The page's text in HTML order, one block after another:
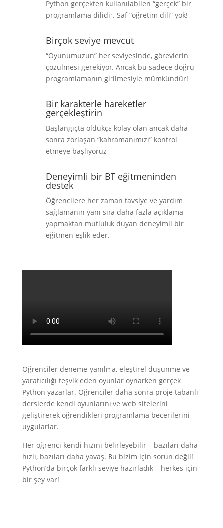
Python gerçekten kullanılabilen “gerçek” bir
programlama dilidir. Saf “öğretim dili” yok!
Birçok seviye mevcut
“Oyunumuzun” her seviyesinde, görevlerin
çözülmesi gerekiyor. Ancak bu sadece doğru
programlamanın girilmesiyle mümkündür!
Bir karakterle hareketler
gerçekleştirin
Başlangıçta oldukça kolay olan ancak daha
sonra zorlaşan “kahramanımızı” kontrol
etmeye başlıyoruz
Deneyimli bir BT eğitmeninden
destek
Öğrencilere her zaman tavsiye ve yardım
sağlamanın yanı sıra daha fazla açıklama
yapmaktan mutluluk duyan deneyimli bir
eğitmen eşlik eder.
Öğrenciler deneme-yanılma, eleştirel düşünme ve
yaratıcılığı teşvik eden oyunlar oynarken gerçek
Python yazarlar. Öğrenciler daha sonra proje tabanlı
derslerde kendi oyunlarını ve web sitelerini
geliştirerek öğrendikleri programlama becerilerini
uygularlar.
Her öğrenci kendi hızını belirleyebilir – bazıları daha
hızlı, bazıları daha yavaş. Bu bizim için sorun değil!
Python’da birçok farklı seviye hazırladık – herkes için
bir şey var!